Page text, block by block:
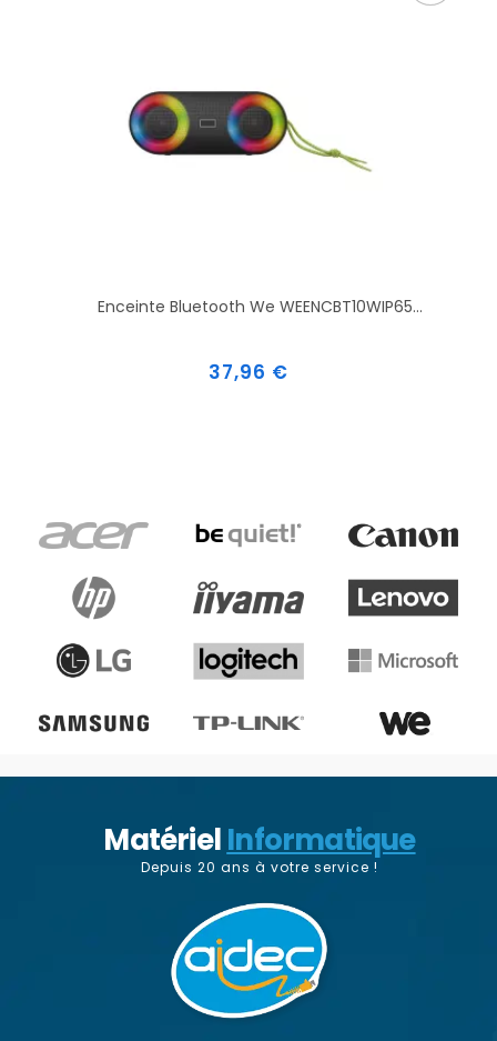
Enceinte Bluetooth We WEENCBT10WIP65...
Prix
37,96 €
MatérielInformatique
Depuis 20 ans à votre service !